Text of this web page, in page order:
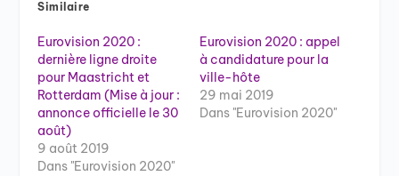
Similaire
Eurovision 2020 :
dernière ligne droite
pour Maastricht et
Rotterdam (Mise à jour :
annonce officielle le 30
août)
9 août 2019
Dans "Eurovision 2020"
Eurovision 2020 : appel
à candidature pour la
ville-hôte
29 mai 2019
Dans "Eurovision 2020"